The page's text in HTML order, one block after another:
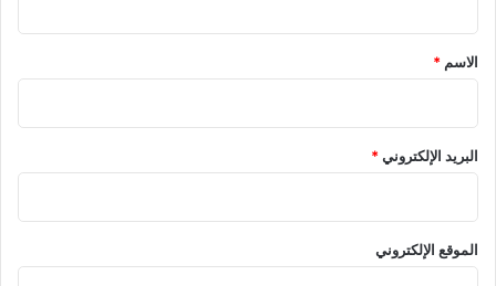
*
الاسم *
البريد الإلكتروني*
الموقع الإلكتروني